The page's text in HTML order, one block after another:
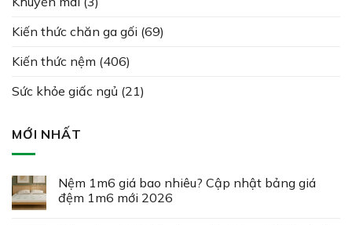
Kiến thức chăn ga gối (69)
Kiến thức nệm (406)
Sức khỏe giấc ngủ (21)
MỚI NHẤT
Nệm 1m6 giá bao nhiêu? Cập nhật bảng giá
đệm 1m6 mới 2026